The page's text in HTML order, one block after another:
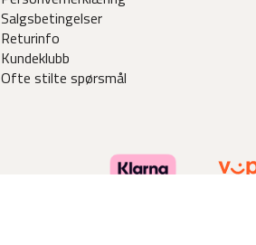
Salgsbetingelser
Returinfo
Kundeklubb
Ofte stilte spørsmål